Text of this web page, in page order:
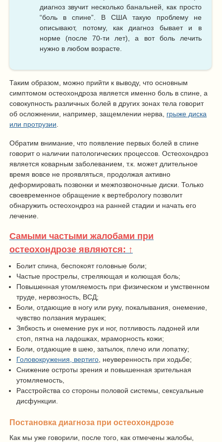
диагноз звучит несколько банальней, как просто
“боль в спине”. В США такую проблему не
описывают, потому, как диагноз бывает и в
норме (после 70-ти лет), а вот боль лечить
нужно в любом возрасте.
Таким образом, можно прийти к выводу, что основным
симптомом остеохондроза является именно боль в спине, а
совокупность различных болей в других зонах тела говорит
об осложнении, например, защемлении нерва, грыже диска
или протрузии.
Обратим внимание, что появление первых болей в спине
говорит о наличии патологических процессов. Остеохондроз
является коварным заболеванием, т.к. может длительное
время вовсе не проявляться, продолжая активно
деформировать позвонки и межпозвоночные диски. Только
своевременное обращение к вертебрологу позволит
обнаружить остеохондроз на ранней стадии и начать его
лечение.
Самыми частыми жалобами при
остеохондрозе являются: ↑
Болит спина, беспокоят головные боли;
Частые прострелы, стреляющая и колющая боль;
Повышенная утомляемость при физическом и умственном
труде, нервозность, ВСД;
Боли, отдающие в ногу или руку, покалывания, онемение,
чувство ползания мурашек;
Зябкость и онемение рук и ног, потливость ладоней или
стоп, пятна на ладошках, мраморность кожи;
Боли, отдающие в шею, затылок, плечо или лопатку;
Головокружения, вертиго , неуверенность при ходьбе;
Снижение остроты зрения и повышенная зрительная
утомляемость,
Расстройства со стороны половой системы, сексуальные
дисфункции.
Постановка диагноза при остеохондрозе
Как мы уже говорили, после того, как отмечены жалобы,